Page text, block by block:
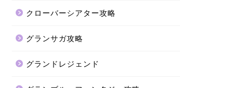
クローバーシアター攻略
グランサガ攻略
グランドレジェンド